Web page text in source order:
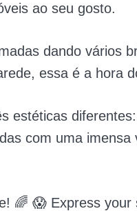
ao seu gosto.
dando vários
essa é a hora
estéticas
com uma
🌈 😱 Express